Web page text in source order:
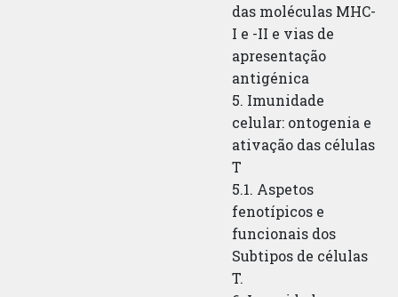
das moléculas MHC-
I e -II e vias de
apresentação
antigénica
5. Imunidade
celular: ontogenia e
ativação das células
T
5.1. Aspetos
fenotípicos e
funcionais dos
Subtipos de células
T.